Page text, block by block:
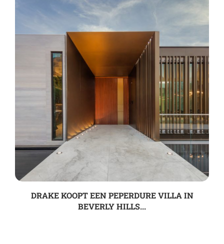
DRAKE KOOPT EEN PEPERDURE VILLA IN
BEVERLY HILLS...